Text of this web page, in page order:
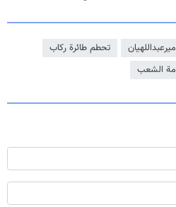
تحطم طائرة ركاب
الشعب